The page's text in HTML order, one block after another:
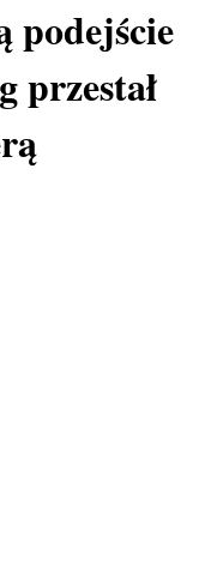
podejście
przestał